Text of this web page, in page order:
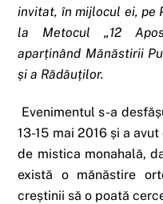
invitat, în mijlocul ei, pe
la Metocul „12
aparținând Mănăstirii
și a Rădăuților.
Evenimentul s-a
13-15 mai 2016 și a
de mistica monahală,
există o mănăstire
creștinii să o poată